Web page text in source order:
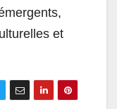
et